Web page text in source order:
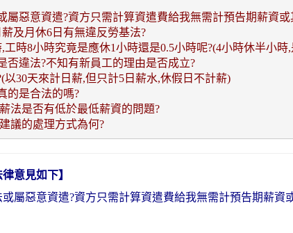
屬惡意資遣?資方只需計算資遣費給我無需計預告期薪資或
及月休6日有無違反勞基法?
時8小時究竟是應休1小時還是0.5小時呢?(4小時休半小時,
否違法?不知有新員工的理由是否成立?
以30天來計日薪,但只計5日薪水,休假日不計薪)
的是合法的嗎?
法是否有低於最低薪資的問題?
議的處理方式為何?
意見如下】
屬惡意資遣?資方只需計算資遣費給我無需計預告期薪資